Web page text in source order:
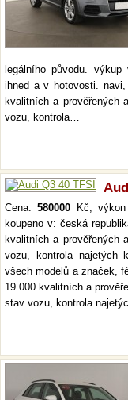
legálního původu.
ihned a v hotovosti.
kvalitních a prověřených
vozu, kontrola…
Cena:580000 Kč,
koupeno v: česká
kvalitních a prověřených
vozu, kontrola najetých
všech modelů a značek,
19 000 kvalitních a
stav vozu, kontrola